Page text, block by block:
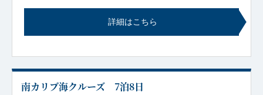
詳細はこちら
南カリブ海クルーズ 7泊8日